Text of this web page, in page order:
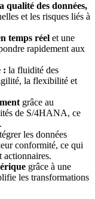
qualité des données,
et les risques liés à
temps réel et une
rapidement aux
: la fluidité des
la flexibilité et
grâce au
de S/4HANA, ce
les données
conformité, ce qui
actionnaires.
grâce à une
les transformations